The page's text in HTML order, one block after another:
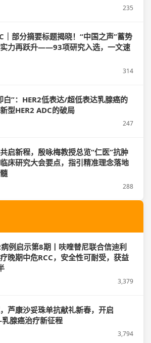
235
｜部分摘要标题揭晓！“中国之声”蓄势
力再跃升——93项研究入选，一文速
314
白”：HER2低表达/超低表达乳腺癌的
型HER2 ADC的破局
247
启新程，殷咏梅教授总览“仁医”抗肿
床研究大会要点，指引精准理念落地
288
例启示第8期丨呋喹替尼联合信迪利
晚期中危RCC，安全性可耐受，获益
3,379
芦康沙妥珠单抗献礼新春，开启
腺癌治疗新征程
3,794